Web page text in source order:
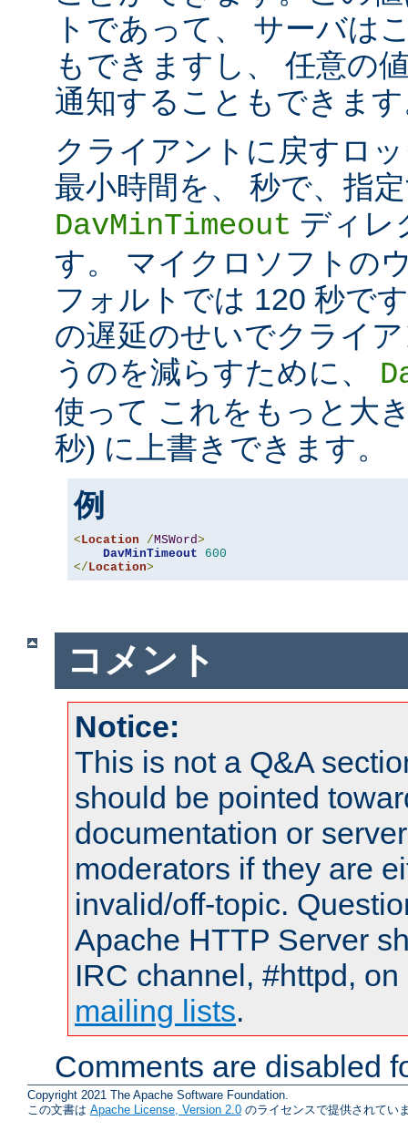
トであって、 サーバは
もできますし、 任意の
通知することもできま
クライアントに戻すロ
最小時間を、 秒で、指
DavMinTimeout ディレ
す。 マイクロソフトの
フォルトでは 120 秒で
の遅延のせいでクライ
うのを減らすために、
使って これをもっと大
秒) に上書きできます。
例
< Location /MSWord>
DavMinTimeout
600
</ Location>
コメント
Notice:
This is not a Q&A
should be pointed
documentation or
moderators if they are
invalid/off-topic.
Apache HTTP Server
IRC channel, #httpd,
mailing lists.
Comments are disabled
Copyright 2021 The Apache Software Foundation.
この文書は Apache License, Version 2.0 のライセンスで提供されてい